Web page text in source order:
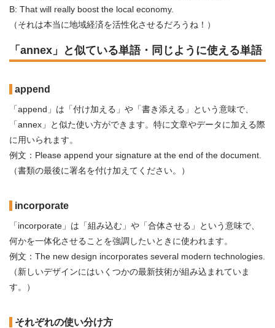
B: That will really boost the local economy.
（それは本当に地域経済を活性化させるだろうね！）
「annex」と似ている単語・同じように使える単語
append
「append」は「付け加える」や「書き添える」という意味で、
「annex」と似た使い方ができます。特に文章やデータに加える際
に用いられます。
例文：Please append your signature at the end of the document.
（書類の最後に署名を付け加えてください。）
incorporate
「incorporate」は「組み込む」や「合体させる」という意味で、
何かを一体化させることを強調したいときに使われます。
例文：The new design incorporates several modern technologies.
（新しいデザインにはいくつかの最新技術が組み込まれていま
す。）
それぞれの使い分け方